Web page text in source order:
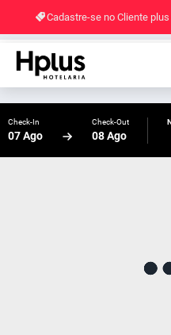
Cadastre-se no Cliente
Check-In
07 Ago
Check-Out
08 Ago